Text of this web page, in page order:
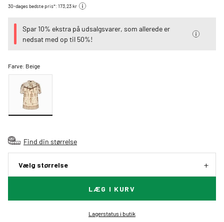
30-dages bedste pris*: 173,23 kr
Spar 10% ekstra på udsalgsvarer, som allerede er
nedsat med op til 50%!
Farve: Beige
Find din størrelse
Vælg størrelse
LÆG I KURV
Lagerstatus i butik